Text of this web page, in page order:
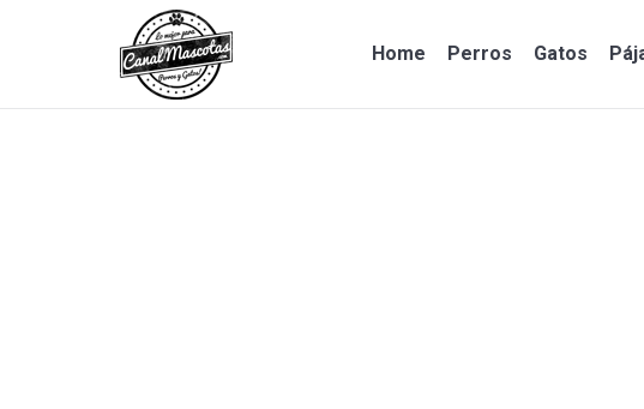
Home Perros Gatos
Home Perros Gatos